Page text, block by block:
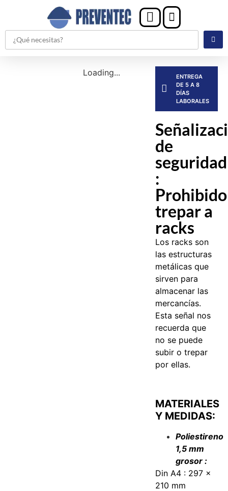
Loading...
ENTREGA
DE 5 A 8
DÍAS
LABORALES
de
seguridad
:
Prohibido
trepar a
racks
Los racks son
las estructuras
metálicas que
sirven para
almacenar las
mercancías.
Esta señal nos
recuerda que
no se puede
subir o trepar
por ellas.
MATERIALES
Y MEDIDAS:
Poliestireno
1,5 mm
grosor :
Din A4 : 297 x
210 mm